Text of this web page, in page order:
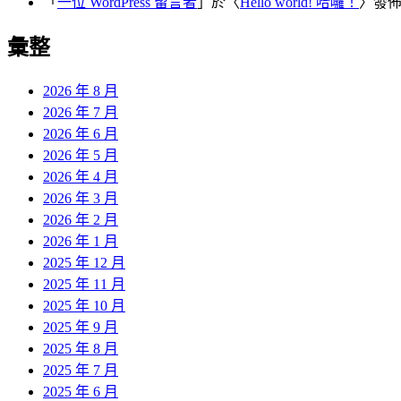
彙整
2026 年 8 月
2026 年 7 月
2026 年 6 月
2026 年 5 月
2026 年 4 月
2026 年 3 月
2026 年 2 月
2026 年 1 月
2025 年 12 月
2025 年 11 月
2025 年 10 月
2025 年 9 月
2025 年 8 月
2025 年 7 月
2025 年 6 月